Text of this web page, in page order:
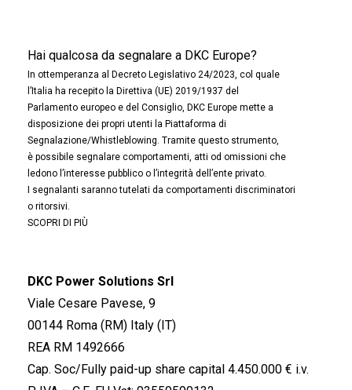
Hai qualcosa da segnalare a DKC Europe?
In ottemperanza al Decreto Legislativo 24/2023, col quale
l’Italia ha recepito la Direttiva (UE) 2019/1937 del
Parlamento europeo e del Consiglio, DKC Europe mette a
disposizione dei propri utenti la Piattaforma di
Segnalazione/Whistleblowing. Tramite questo strumento,
è possibile segnalare comportamenti, atti od omissioni che
ledono l’interesse pubblico o l’integrità dell’ente privato.
I segnalanti saranno tutelati da comportamenti discriminatori
o ritorsivi.
SCOPRI DI PIÙ
DKC Power Solutions Srl
Viale Cesare Pavese, 9
00144 Roma (RM) Italy (IT)
REA RM 1492666
Cap. Soc/Fully paid-up share capital 4.450.000 € i.v.